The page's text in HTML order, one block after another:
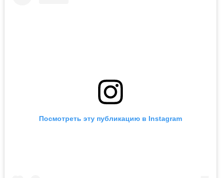
Посмотреть эту публикацию в Instagram